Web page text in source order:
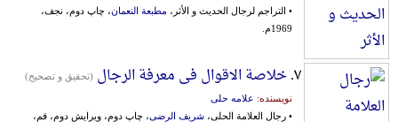
• التراجم لرجال الحدیث و الأثر، مطبعة النعمان، چاپ دوم، نجف،
1969م.
۷. خلاصة الاقوال فی معرفة الرجال (تحقیق و تصحیح)
نویسنده: علامه حلی
• رجال العلامة الحلی، شریف الرضی، چاپ دوم، ویرایش دوم، قم،